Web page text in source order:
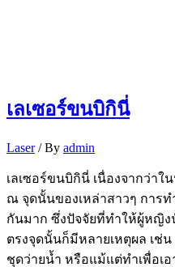
เลเซอร์ขนบิกินี่
Laser/ By admin
เลเซอร์ขนบิกินี่ เนื่องจากว่า
ณ จุดนั้นของเหล่าสาวๆ การท
กันมาก ซึ่งปัจจัยที่ทำให้ผู้หญิ
ตรงจุดนั้นก็มีหลายเหตุผล เช่
ชุดว่ายน้ำ หรือแม้แต่ทำเพื่อเ